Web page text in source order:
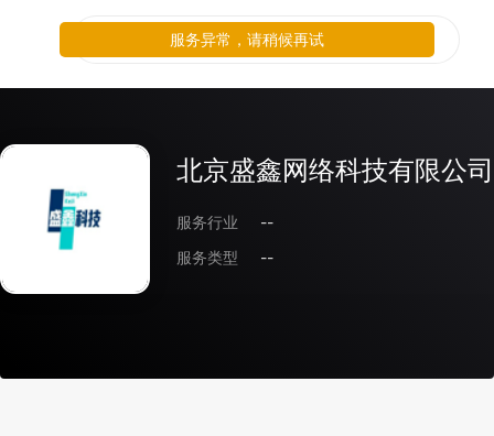
北京盛鑫网络科技有限公司
服务行业
--
服务类型
--
服务异常，请稍候再试